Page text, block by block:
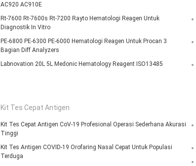
AC920 AC910E
Rt-7600 Rt-7600s Rt-7200 Rayto Hematologi Reagen Untuk
Diagnostik In Vitro
PE-6800 PE-6300 PE-6000 Hematologi Reagen Untuk Procan 3
Bagian Diff Analyzers
Labnovation 20L 5L Medonic Hematology Reagent ISO13485
Kit Tes Cepat Antigen
Kit Tes Cepat Antigen CoV-19 Profesional Operasi Sederhana Akurasi
Tinggi
Kit Tes Antigen COVID-19 Orofaring Nasal Cepat Untuk Populasi
Terduga